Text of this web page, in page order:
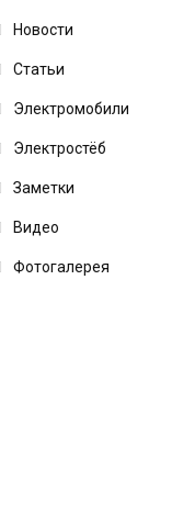
Новости
Статьи
Электромобили
Электростёб
Заметки
Видео
Фотогалерея